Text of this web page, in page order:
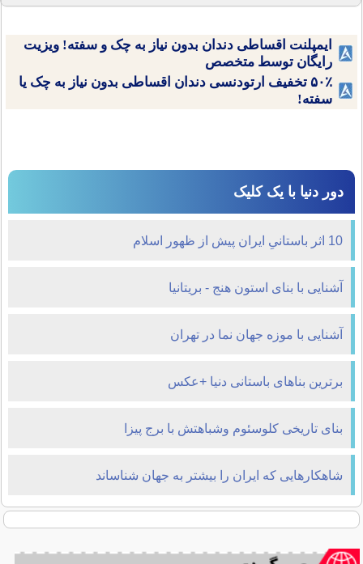
ایمپلنت اقساطی دندان بدون نیاز به چک و سفته! ویزیت
رایگان توسط متخصص
۵۰٪ تخفیف ارتودنسی دندان اقساطی بدون نیاز به چک یا
سفته!
دور دنیا با یک کلیک
10 اثر باستانیِ ایران پیش از ظهور اسلام
آشنایی با بنای استون هنج - بریتانیا
آشنایی با موزه جهان نما در تهران
برترین بناهای باستانی دنیا +عکس
بنای تاریخی کلوسئوم وشباهتش با برج پیزا
شاهکارهایی که ایران را بیشتر به جهان شناساند